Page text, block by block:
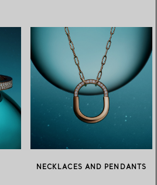
NECKLACES AND PENDANTS